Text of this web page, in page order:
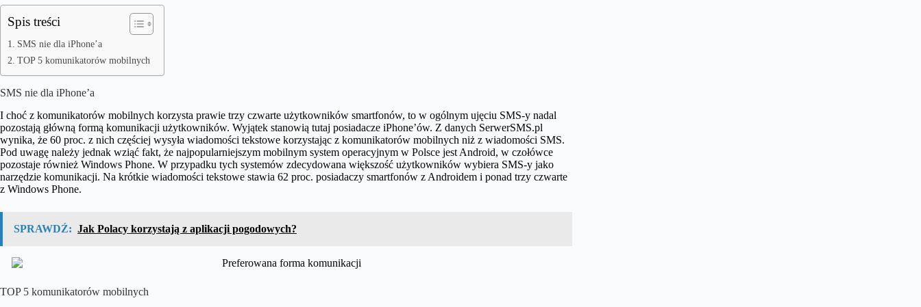
Spis treści
SMS nie dla iPhone’a
TOP 5 komunikatorów mobilnych
SMS nie dla iPhone’a
I choć z komunikatorów mobilnych korzysta prawie trzy czwarte użytkowników smartfonów, to w ogólnym ujęciu SMS-y nadal
pozostają główną formą komunikacji użytkowników. Wyjątek stanowią tutaj posiadacze iPhone’ów. Z danych SerwerSMS.pl
wynika, że 60 proc. z nich częściej wysyła wiadomości tekstowe korzystając z komunikatorów mobilnych niż z wiadomości SMS.
Pod uwagę należy jednak wziąć fakt, że najpopularniejszym mobilnym system operacyjnym w Polsce jest Android, w czołówce
pozostaje również Windows Phone. W przypadku tych systemów zdecydowana większość użytkowników wybiera SMS-y jako
narzędzie komunikacji. Na krótkie wiadomości tekstowe stawia 62 proc. posiadaczy smartfonów z Androidem i ponad trzy czwarte
z Windows Phone.
SPRAWDŹ: Jak Polacy korzystają z aplikacji pogodowych?
TOP 5 komunikatorów mobilnych